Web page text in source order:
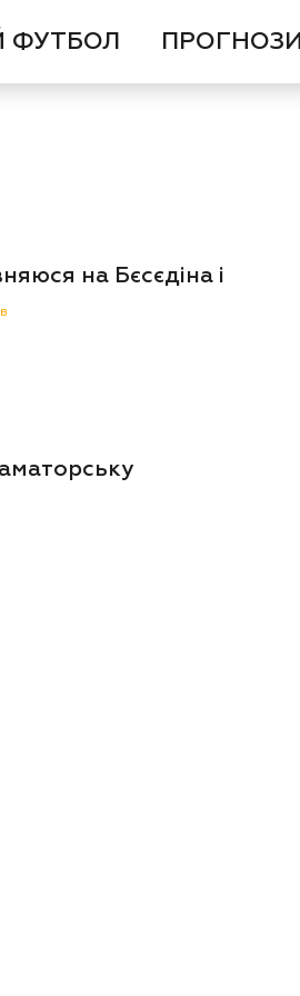
ФУТБОЛ ПРОГНОЗИ
на Бєсєдіна і